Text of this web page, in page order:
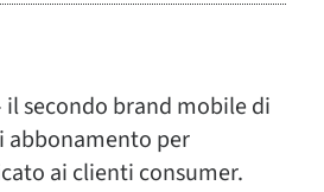
il secondo brand mobile di
abbonamento per
ai clienti consumer.